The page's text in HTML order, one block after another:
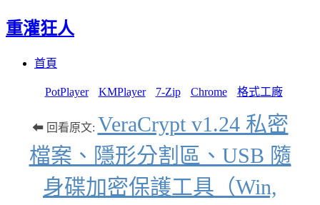
重灌狂人
首頁
PotPlayer KMPlayer 7-Zip Chrome 格式工廠
⬅ 回看原文: VeraCrypt v1.24 私密
檔案、隱形分割區、USB 隨
身碟加密保護工具（Win,